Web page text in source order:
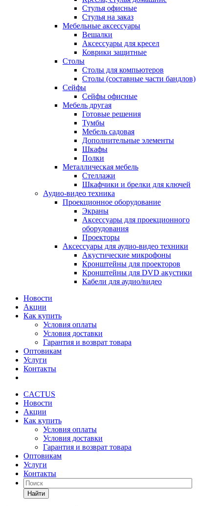
Стулья офисные
Стулья на заказ
Мебельные аксессуары
Вешалки
Аксессуары для кресел
Коврики защитные
Столы
Столы для компьютеров
Столы (составные части бандлов)
Сейфы
Сейфы офисные
Мебель другая
Готовые решения
Тумбы
Мебель садовая
Дополнительные элементы
Шкафы
Полки
Металлическая мебель
Стеллажи
Шкафчики и брелки для ключей
Аудио-видео техника
Проекционное оборудование
Экраны
Аксессуары для проекционного
оборудования
Проекторы
Аксессуары для аудио-видео техники
Акустические микрофоны
Кронштейны для проекторов
Кронштейны для DVD акустики
Кабели для аудио/видео
Новости
Акции
Как купить
Условия оплаты
Условия доставки
Гарантия и возврат товара
Оптовикам
Услуги
Контакты
CACTUS
Новости
Акции
Как купить
Условия оплаты
Условия доставки
Гарантия и возврат товара
Оптовикам
Услуги
Контакты
Найти